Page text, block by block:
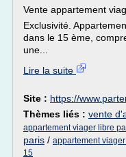
Vente appartement
Exclusivité.
dans le 15 ème,
une...
Lire la suite
Site : https://
Thèmes liés : vente
appartement viager libre
paris / appartement
15